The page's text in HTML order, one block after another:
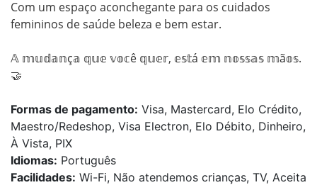
Com um espaço aconchegante para os cuidados
femininos de saúde beleza e bem estar.
𝔸 𝕞𝕦𝕕𝕒𝕟ç𝕒 𝕢𝕦𝕖 𝕧𝕠𝕔ê 𝕢𝕦𝕖𝕣, 𝕖𝕤𝕥á 𝕖𝕞 𝕟𝕠𝕤𝕤𝕒𝕤 𝕞ã𝕠𝕤.
🤝
Formas de pagamento: Visa, Mastercard, Elo Crédito,
Maestro/Redeshop, Visa Electron, Elo Débito, Dinheiro,
À Vista, PIX
Idiomas: Português
Facilidades: Wi-Fi, Não atendemos crianças, TV, Aceita